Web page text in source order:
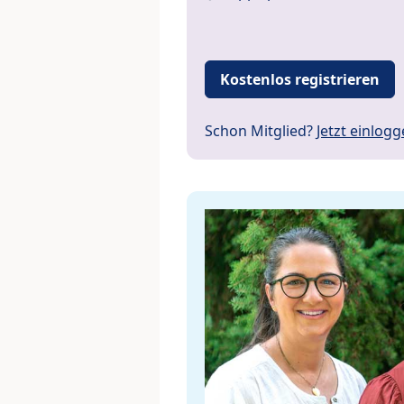
Kostenlos registrieren
Schon Mitglied? Jetzt